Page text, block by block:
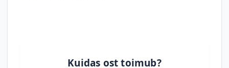
Kuidas ost toimub?